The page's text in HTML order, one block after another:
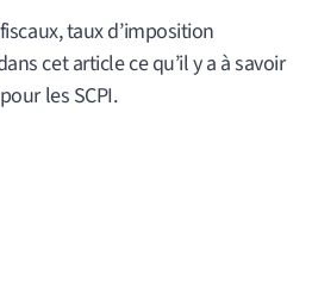
taux d’imposition
cet article ce qu’il y a à savoir
les SCPI.